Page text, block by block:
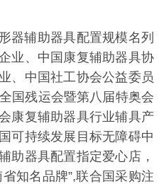
器辅助器具配置规模名列
业、中国康复辅助器具协
、中国社工协会公益委员
国残运会暨第八届特奥会
康复辅助器具行业辅具产
可持续发展目标无障碍中
助器具配置指定爱心店，
知名品牌”,联合国采购注